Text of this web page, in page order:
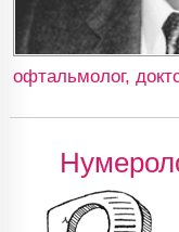
офтальмолог,